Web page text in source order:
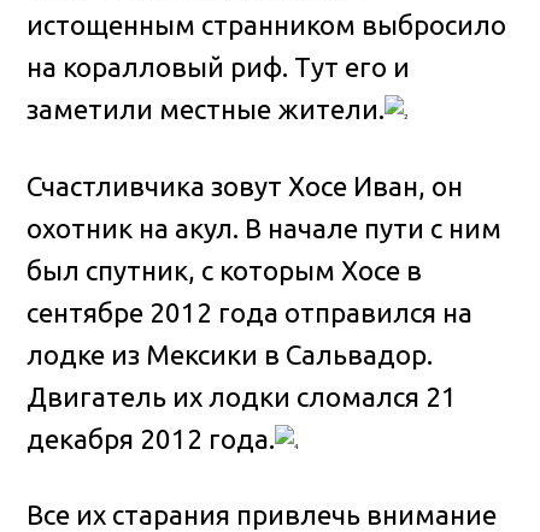
истощенным странником выбросило
на коралловый риф. Тут его и
заметили местные жители.
Счастливчика зовут Хосе Иван, он
охотник на акул. В начале пути с ним
был спутник, с которым Хосе в
сентябре 2012 года отправился на
лодке из Мексики в Сальвадор.
Двигатель их лодки сломался 21
декабря 2012 года.
Все их старания привлечь внимание